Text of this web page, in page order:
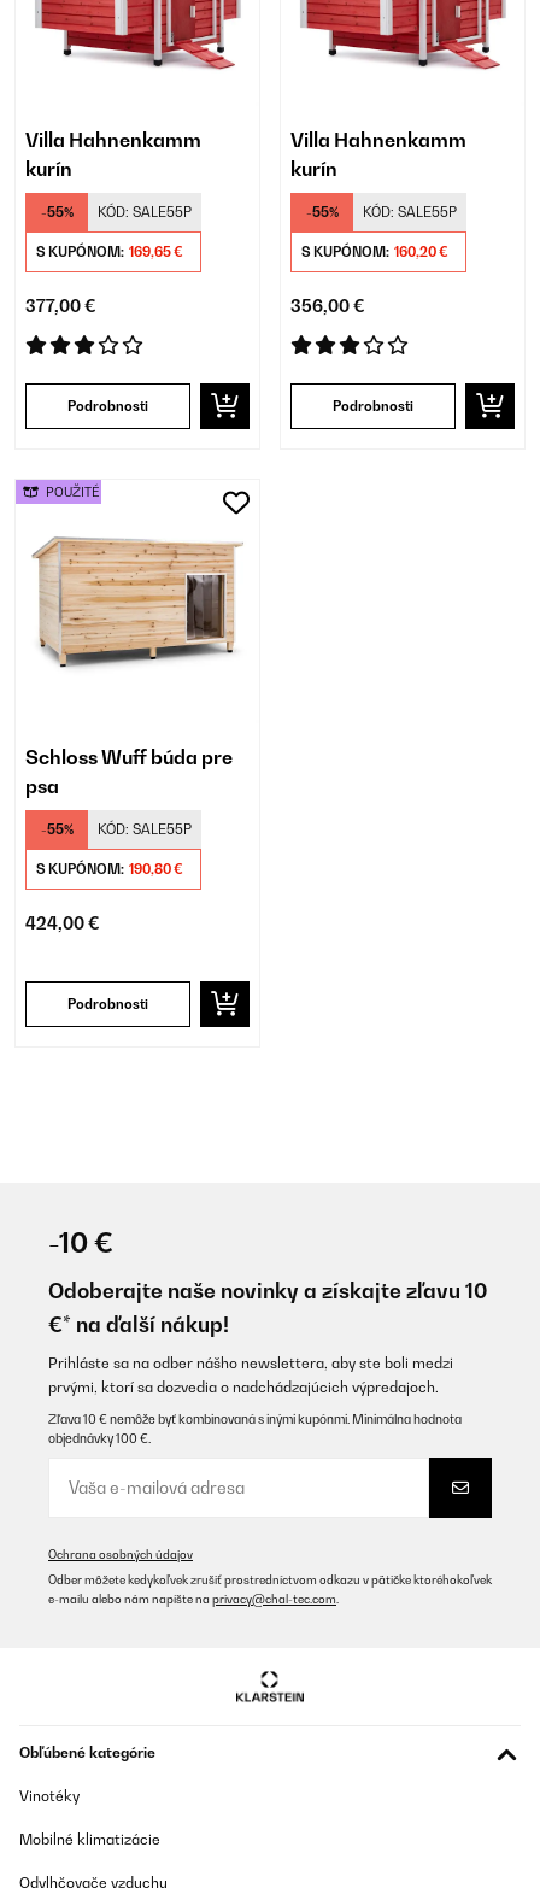
Villa Hahnenkamm
kurín
-55% KÓD: SALE55P
S KUPÓNOM: 169,65 €
377,00 €
Podrobnosti
Villa Hahnenkamm
kurín
-55% KÓD: SALE55P
S KUPÓNOM: 160,20 €
356,00 €
Podrobnosti
Schloss Wuff búda pre
psa
-55% KÓD: SALE55P
S KUPÓNOM: 190,80 €
424,00 €
Podrobnosti
POUŽITÉ
-10 €
Odoberajte naše novinky a získajte zľavu 10
€* na ďalší nákup!
Prihláste sa na odber nášho newslettera, aby ste boli medzi
prvými, ktorí sa dozvedia o nadchádzajúcich výpredajoch.
Zľava 10 € nemôže byť kombinovaná s inými kupónmi. Minimálna hodnota
objednávky 100 €.
Ochrana osobných údajov
Odber môžete kedykoľvek zrušiť prostredníctvom odkazu v pätičke ktoréhokoľvek
e-mailu alebo nám napíšte na privacy@chal-tec.com
Obľúbené kategórie
Vinotéky
Mobilné klimatizácie
Odvlhčovače vzduchu